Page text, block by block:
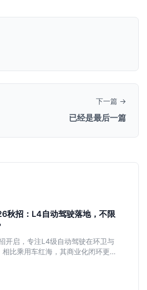
下一篇 →
已经是最后一篇
秋招：L4自动驾驶落地，不限
开启，专注L4级自动驾驶在环卫与
比乘用车红海，其商业化闭环更清
。本文解读其业务模式、岗位稳定